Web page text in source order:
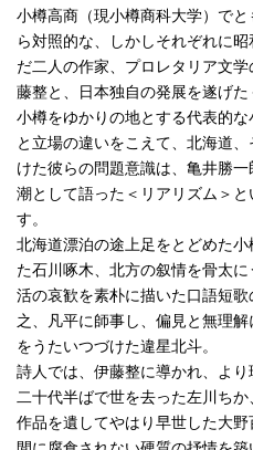
小樽高商（現小樽商科大学）で
ら対照的な、しかしそれぞれに
だ二人の作家、プロレタリア文
藤整と、日本独自の発展を遂げ
小樽をゆかりの地とする代表的
と立場の違いをこえて、北海道
けた彼らの問題意識は、亀井勝
潮として語った＜リアリズム＞
す。
北海道漂泊の途上足をとどめた
た石川啄木、北方の叙情を骨太
活の哀歓を素朴に描いた口語短
之、凡平に師事し、偏見と無理
をうたいつづけた違星北斗。
詩人では、伊藤整に導かれ、よ
二十代半ばで世を去った左川ち
作品を遺してやはり早世した大